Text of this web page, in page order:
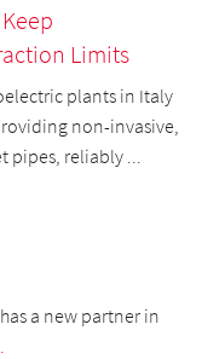
Limits
plants in Italy
non-invasive,
pipes, reliably ...
a new partner in